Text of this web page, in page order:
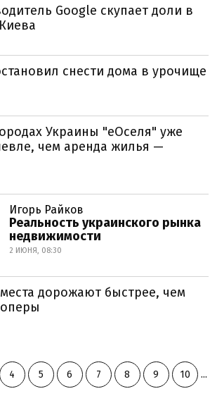
Google скупает доли в
снести дома в урочище
Украины "еОселя" уже
чем аренда жилья —
Игорь Райков
Реальность украинского рынка
недвижимости
2 ИЮНЯ, 08:30
дорожают быстрее, чем
4 5 6 7 8 9 10 ...